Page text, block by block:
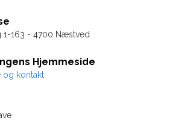
1-163 - 4700 Næstved
Hjemmeside
og kontakt